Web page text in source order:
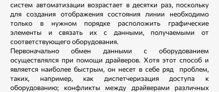
систем автоматизации возрастает в десятки раз, поскольку
для создания отображения состояния линии необходимо
только в нужном порядке расположить графические
элементы и связать их с данными, получаемыми от
соответствующего оборудования.
Первоначально обмен данными с оборудованием
осуществлялся при помощи драйверов. Хотя этот способ и
является наиболее быстрым, он несет в себе ряд проблем,
таких, например, как диспетчеризация доступа к
оборудованию; конфликты между драйверами различных